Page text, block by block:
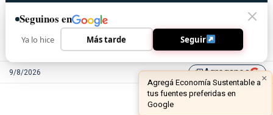
9/8/2026 library_addAgreganos
Seguinos en
Ya lo hice Más tarde Seguir